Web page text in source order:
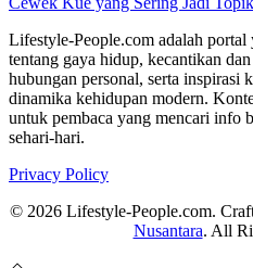
Lifestyle-People.com adalah
tentang gaya hidup, kecantikan
hubungan personal, serta inspirasi
dinamika kehidupan modern.
untuk pembaca yang mencari info
sehari-hari.
Privacy Policy
© 2026 Lifestyle-People.com.
Nusantara. All